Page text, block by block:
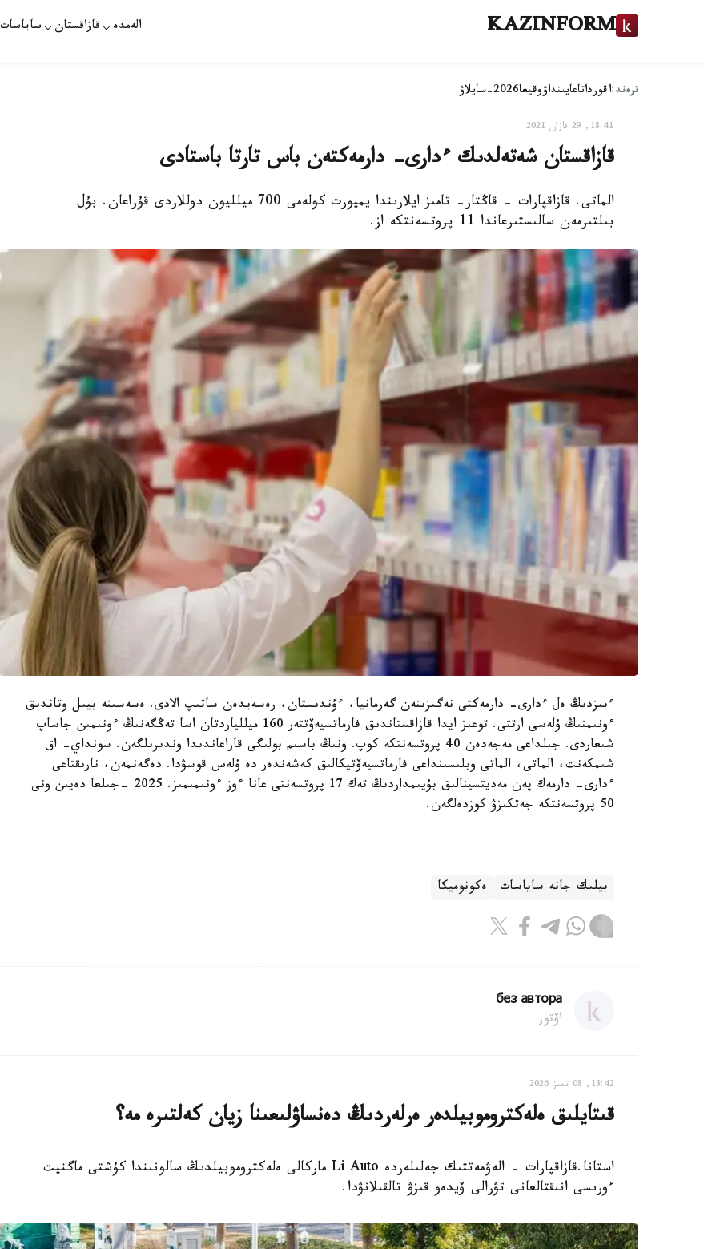
KAZINFORM الەمدە قازاقستان ساياسات
ترەند:اقورداتاعايىنداۋوقيعا2026-سايلاۋ
18:41, 29 قازان 2021
قازاقستان شەتەلدىك ءدارى- دارمەكتەن باس تارتا باستادى
الماتى. قازاقپارات - قاڭتار- تامىز ايلارىندا يمپورت كولەمى 700 ميلليون دوللاردى قۇراعان. بۇل
بىلتىرمەن سالىستىرعاندا 11 پروتسەنتكە از.
ءبىزدىڭ ەل ءدارى- دارمەكتى نەگىزىنەن گەرمانيا، ءۇندىستان، رەسەيدەن ساتىپ الادى. ەسەسىنە بيىل وتاندىق
ءونىمنىڭ ۇلەسى ارتتى. توعىز ايدا قازاقستاندىق فارماتسيەۆتتەر 160 ميللياردتان اسا تەڭگەنىڭ ءونىمىن جاساپ
شىعاردى. جىلداعى مەجەدەن 40 پروتسەنتكە كوپ. ونىڭ باسىم بولىگى قاراعاندىدا وندىرىلگەن. سونداي- اق
شىمكەنت، الماتى، الماتى وبلىسىنداعى فارماتسيەۆتيكالىق كەشەندەر دە ۇلەس قوسۋدا. دەگەنمەن، نارىقتاعى
ءدارى- دارمەك پەن مەديتسينالىق بۇيىمداردىڭ تەك 17 پروتسەنتى عانا ءوز ءونىمىمىز. 2025 -جىلعا دەيىن ونى
50 پروتسەنتكە جەتكىزۋ كوزدەلگەن.
بيلىك جانە ساياسات ەكونوميكا
без автора
اۆتور
13:42, 08 تامىز 2026
قىتايلىق ەلەكتروموبيلدەر ەرلەردىڭ دەنساۋلىعىنا زيان كەلتىرە مە؟
استانا.قازاقپارات - الەۋمەتتىك جەلىلەردە Li Auto ماركالى ەلەكتروموبيلدىڭ سالونىندا كۇشتى ماگنيت
ءورىسى انىقتالعانى تۋرالى ۆيدەو قىزۋ تالقىلانۋدا.